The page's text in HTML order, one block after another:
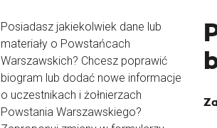
Posiadasz jakiekolwiek dane lub
materiały o Powstańcach
Warszawskich? Chcesz poprawić
biogram lub dodać nowe informacje
o uczestnikach i żołnierzach
Powstania Warszawskiego?